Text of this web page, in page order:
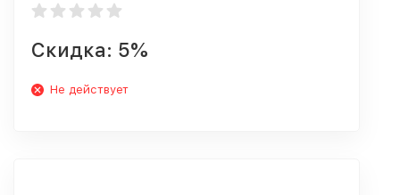
Скидка: 5%
Не действует